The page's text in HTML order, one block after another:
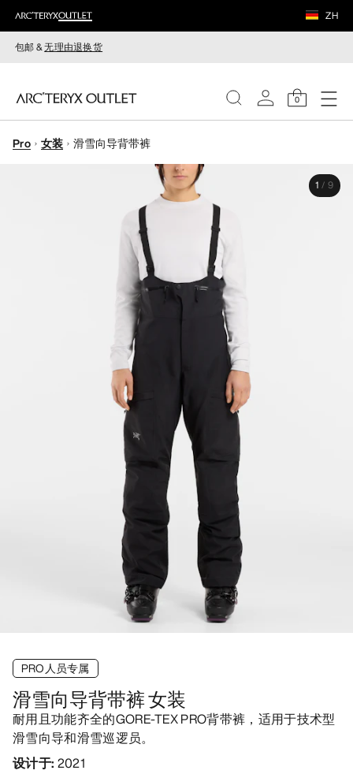
ZH
包邮 &无理由退换货
0
女装
Pro 女装 滑雪向导背带裤
1 / 9
PRO人员专属
滑雪向导背带裤 女装
耐用且功能齐全的GORE-TEX PRO背带裤，适用于技术型
滑雪向导和滑雪巡逻员。
设计于: 2021